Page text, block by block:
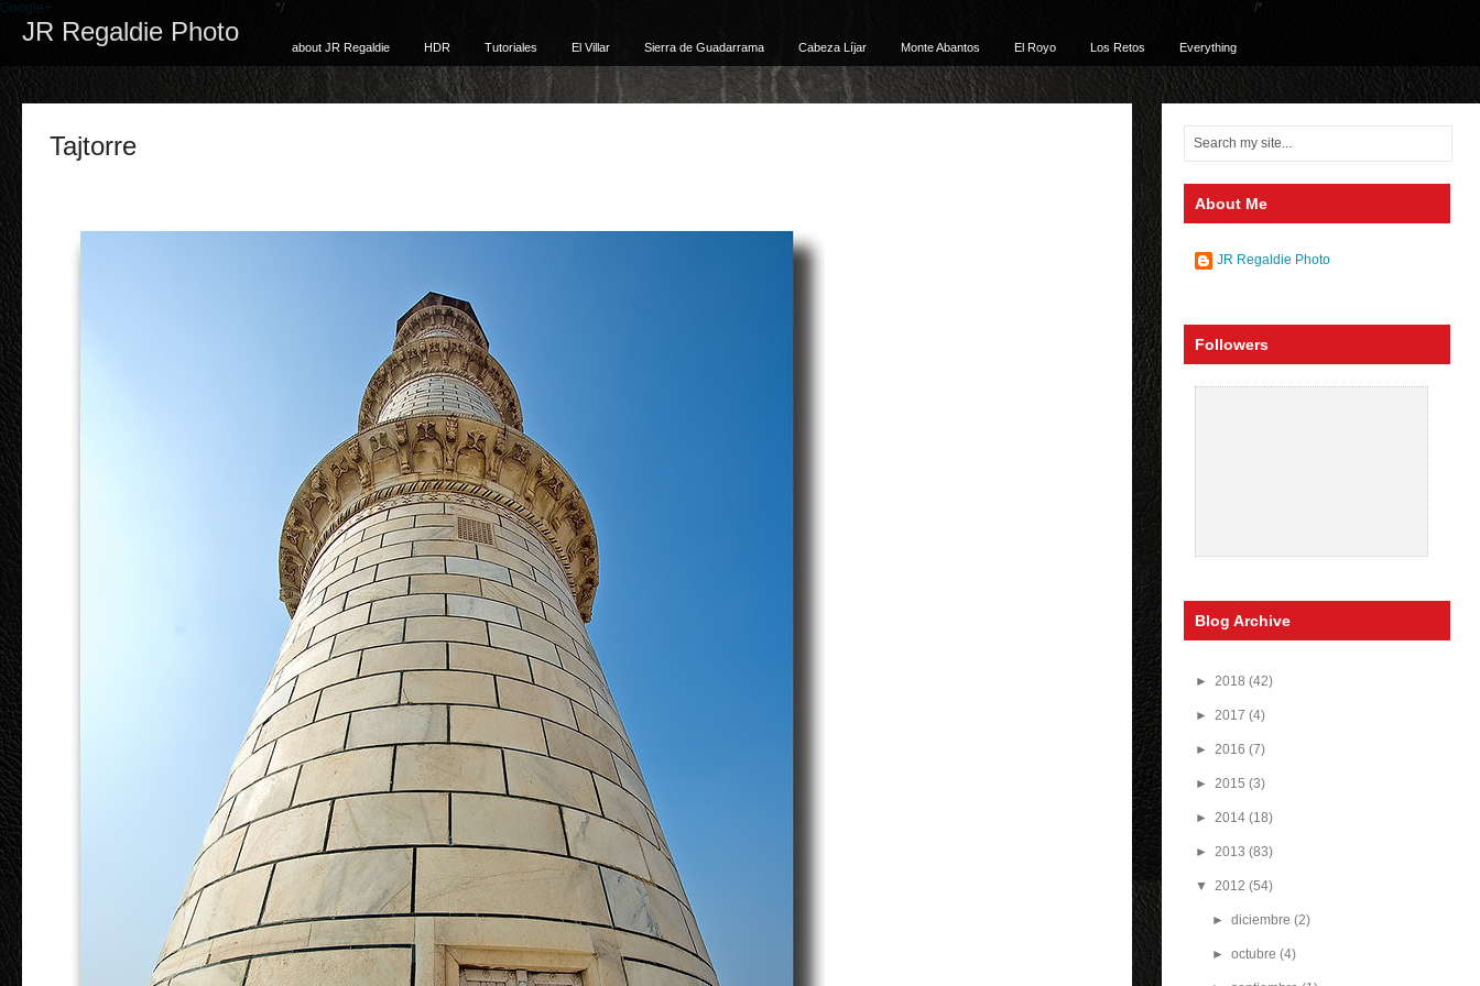
Google+
JR Regaldie Photo
/*
*/
about JR Regaldie HDR Tutoriales El Villar Sierra de Guadarrama Cabeza Líjar Monte Abantos El Royo Los Retos Everything
Tajtorre
About Me
JR Regaldie Photo
Followers
Blog Archive
►2018(42)
►2017(4)
►2016(7)
►2015(3)
►2014(18)
►2013(83)
▼2012(54)
► diciembre (2)
► octubre (4)